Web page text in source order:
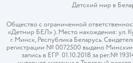
Детский мир в
Общество с ограниченной
«Детмир БЕЛ» ). Место нахождения: ул.
г. Минск, Республика Беларусь.
регистрации № 0072500 выдано
запись в ЕГР 01.10.2018 за рег.№